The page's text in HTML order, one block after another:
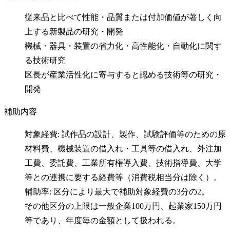
従来品と比べて性能・品質または付加価値が著しく向
上する新製品の研究・開発
機械・器具・装置の省力化・高性能化・自動化に関す
る技術研究
区長が産業活性化に寄与すると認める技術等の研究・
開発
補助内容
対象経費: 試作品の設計、製作、試験評価等のための原
材料費、機械装置の借入れ・工具等の借入れ、外注加
工費、委託費、工業所有権導入費、技術指導費、大学
等との連携に要する経費等（消費税相当分は除く）。
補助率: 区分により最大で補助対象経費の3分の2。
その他区分の上限は一般企業100万円、起業家150万円
等であり、年度毎の金額として扱われる。